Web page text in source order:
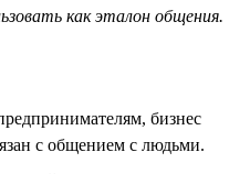
как эталон общения.
бизнес
с общением с людьми.